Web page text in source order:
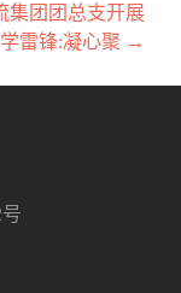
集团团总支开展
雷锋:凝心聚 →